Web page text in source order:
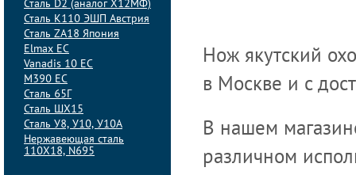
Сталь D2 (аналог Х12МФ)
Сталь K110 ЭШП Австрия
Сталь ZA18 Япония
Elmax ЕС
Vanadis 10 ЕС
M390 ЕС
Сталь 65Г
Сталь ШХ15
Сталь У8, У10, У10А
Нержавеющая сталь
110Х18, N695
Нож якутский
в Москве и с
В нашем
различном